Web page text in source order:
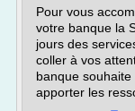
Pour vous
votre banque la
jours des
coller à vos
banque
apporter les